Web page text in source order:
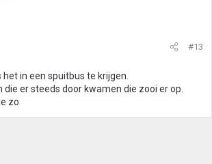
#13
het in een spuitbus te krijgen.
die er steeds door kwamen die zooi er op.
zo